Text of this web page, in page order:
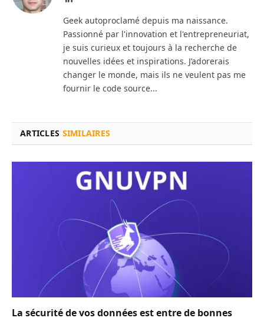
Geek autoproclamé depuis ma naissance.
Passionné par l'innovation et l'entrepreneuriat,
je suis curieux et toujours à la recherche de
nouvelles idées et inspirations. J’adorerais
changer le monde, mais ils ne veulent pas me
fournir le code source...
ARTICLES SIMILAIRES
La sécurité de vos données est entre de bonnes